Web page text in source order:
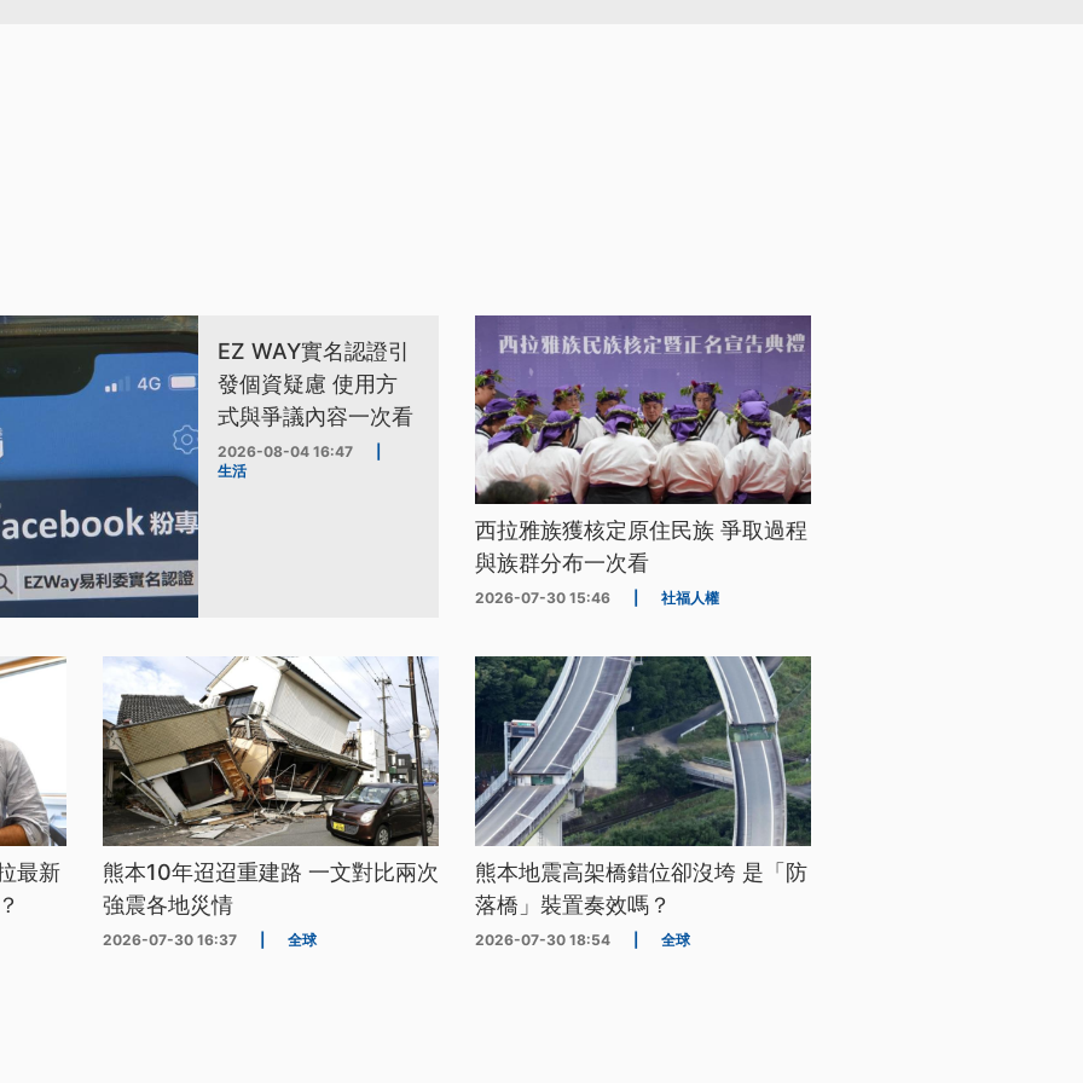
EZ WAY實名認證引
發個資疑慮 使用方
式與爭議內容一次看
2026-08-04 16:47
生活
西拉雅族獲核定原住民族 爭取過程
與族群分布一次看
2026-07-30 15:46 社福人權
最新
熊本10年迢迢重建路 一文對比兩次
強震各地災情
2026-07-30 16:37 全球
熊本地震高架橋錯位卻沒垮 是「防
落橋」裝置奏效嗎？
2026-07-30 18:54 全球